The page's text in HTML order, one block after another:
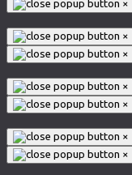
×
×
×
×
×
×
×